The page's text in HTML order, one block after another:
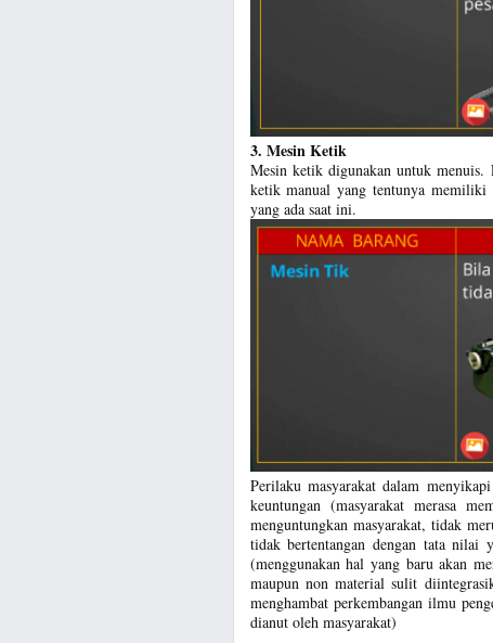
3. Mesin Ketik
Mesin ketik digunakan untuk menuis.
ketik manual yang tentunya memiliki
yang ada saat ini.
Perilaku masyarakat dalam
keuntungan (masyarakat merasa
menguntungkan masyarakat, tidak
tidak bertentangan dengan tata nilai
(menggunakan hal yang baru akan
maupun non material sulit
menghambat perkembangan ilmu
dianut oleh masyarakat)